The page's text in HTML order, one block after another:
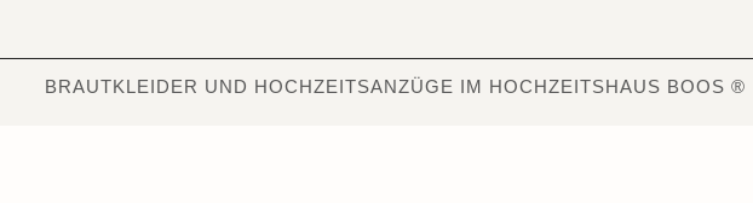
BRAUTKLEIDER UND HOCHZEITSANZÜGE IM HOCHZEITSHAUS BOOS ®